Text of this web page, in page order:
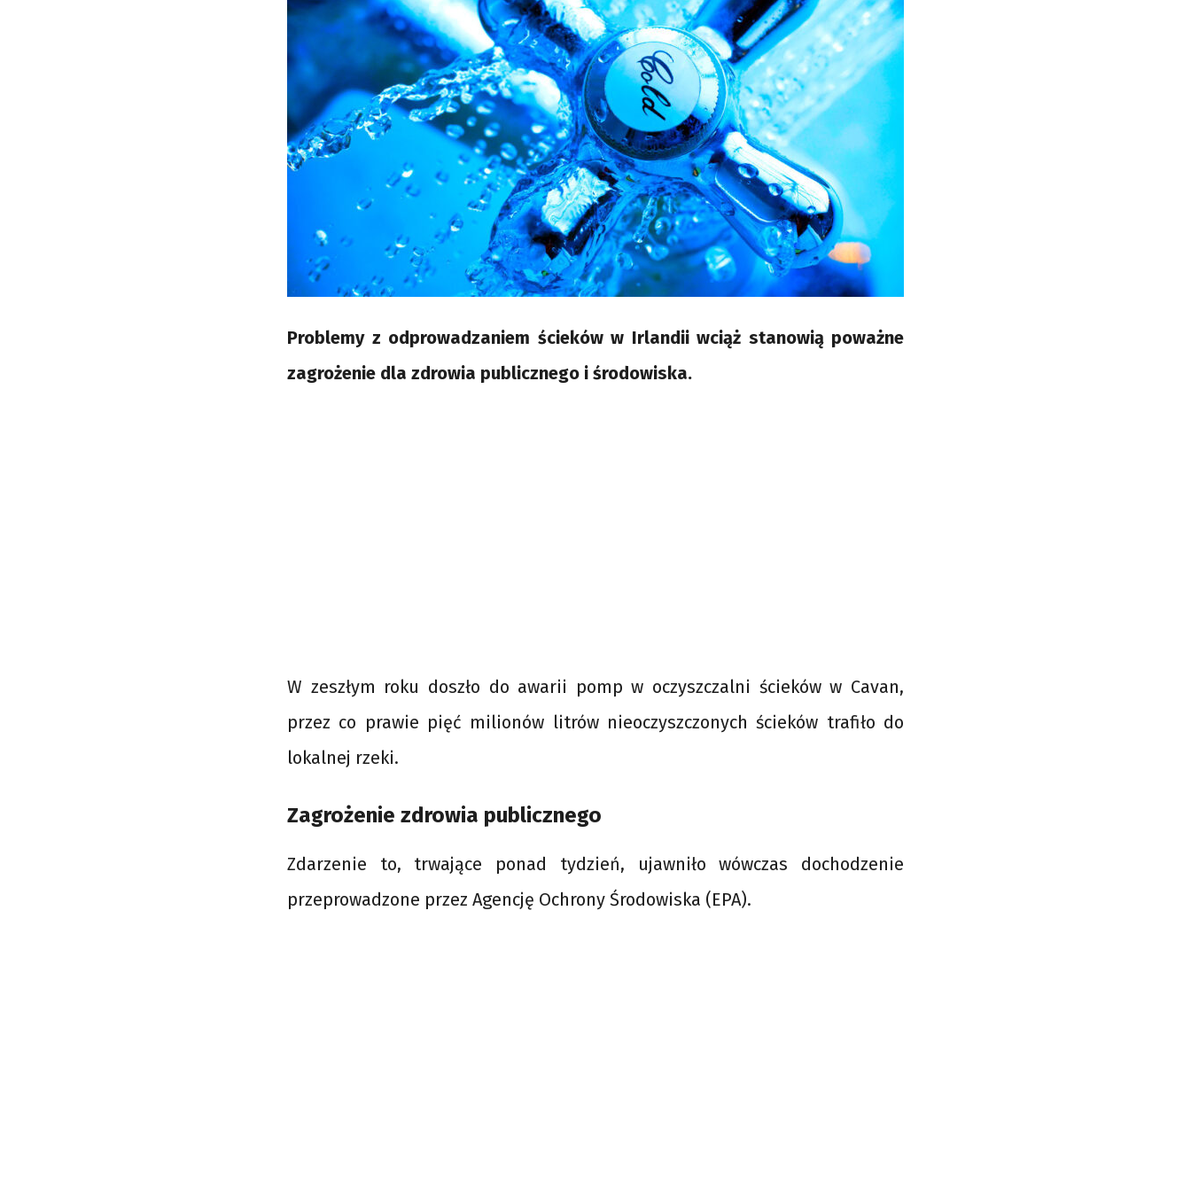
Problemy z odprowadzaniem ścieków w Irlandii wciąż stanowią poważne
zagrożenie dla zdrowia publicznego i środowiska.
W zeszłym roku doszło do awarii pomp w oczyszczalni ścieków w Cavan,
przez co prawie pięć milionów litrów nieoczyszczonych ścieków trafiło do
lokalnej rzeki.
Zagrożenie zdrowia publicznego
Zdarzenie to, trwające ponad tydzień, ujawniło wówczas dochodzenie
przeprowadzone przez Agencję Ochrony Środowiska (EPA).